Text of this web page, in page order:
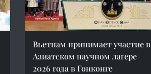
Вьетнам принимает участие в
Азиатском научном лагере
2026 года в Гонконге